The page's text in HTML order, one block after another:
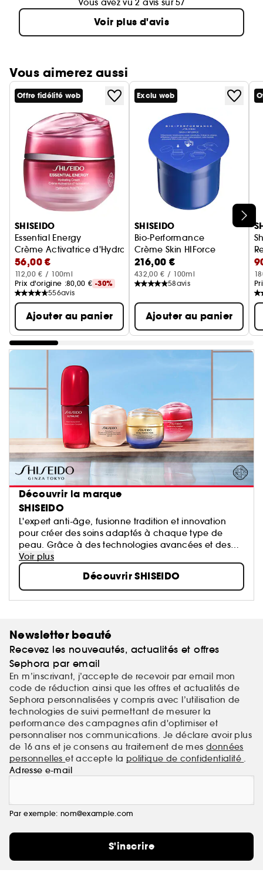
Vous avez vu 2 avis sur 57
Voir plus d'avis
Vous aimerez aussi
Ignorer le carrousel produits
Offre fidélité web
SHISEIDO
Essential Energy
Crème Activatrice d'Hydratation
56,00 €
112,00 € / 100ml
Prix d'origine :80,00 € -30%
556avis
Ajouter au panier
Exclu web
SHISEIDO
Bio-Performance
Crème Skin HIForce
216,00 €
432,00 € / 100ml
58avis
Ajouter au panier
Découvrir la marque
SHISEIDO
L'expert anti-âge, fusionne tradition et innovation
pour créer des soins adaptés à chaque type de
peau. Grâce à des technologies avancées et des
ingrédients de haute qualité, la marque propose
des formulations qui allient science et sensorialité.
Shiseido transforme chaque application en un
véritable moment de bien-être.
Voir plus
Découvrir SHISEIDO
Newsletter beauté
Recevez les nouveautés, actualités et offres
Sephora par email
En m’inscrivant, j’accepte de recevoir par email mon
code de réduction ainsi que les offres et actualités de
Sephora personnalisées y compris avec l’utilisation de
technologies de suivi permettant de mesurer la
performance des campagnes afin d'optimiser et
personnaliser nos communications. Je déclare avoir plus
de 16 ans et je consens au traitement de mes données
personnelleset accepte la politique de confidentialité .
Adresse e-mail
Par exemple: nom@example.com
S'inscrire